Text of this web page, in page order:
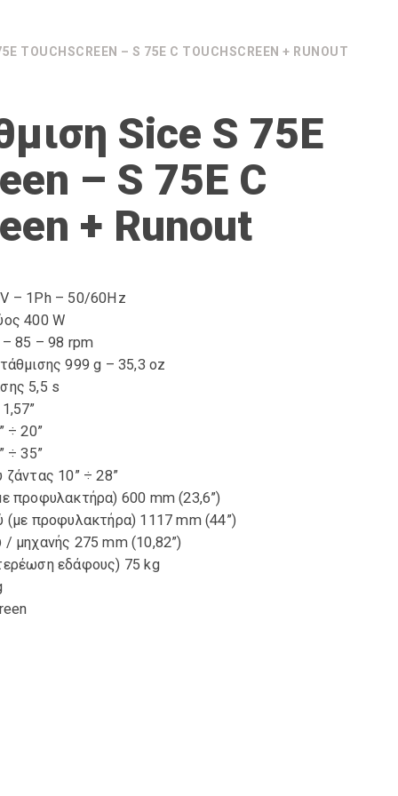
TOUCHSCREEN – S 75E C TOUCHSCREEN + RUNOUT
Sice S 75E
– S 75E C
+ Runout
– 1Ph – 50/60Hz
400 W
85 – 98 rpm
999 g – 35,3 oz
5,5 s
÷ 20”
÷ 35”
ζάντας 10” ÷ 28”
προφυλακτήρα) 600 mm (23,6”)
(με προφυλακτήρα) 1117 mm (44”)
μηχανής 275 mm (10,82”)
εδάφους) 75 kg